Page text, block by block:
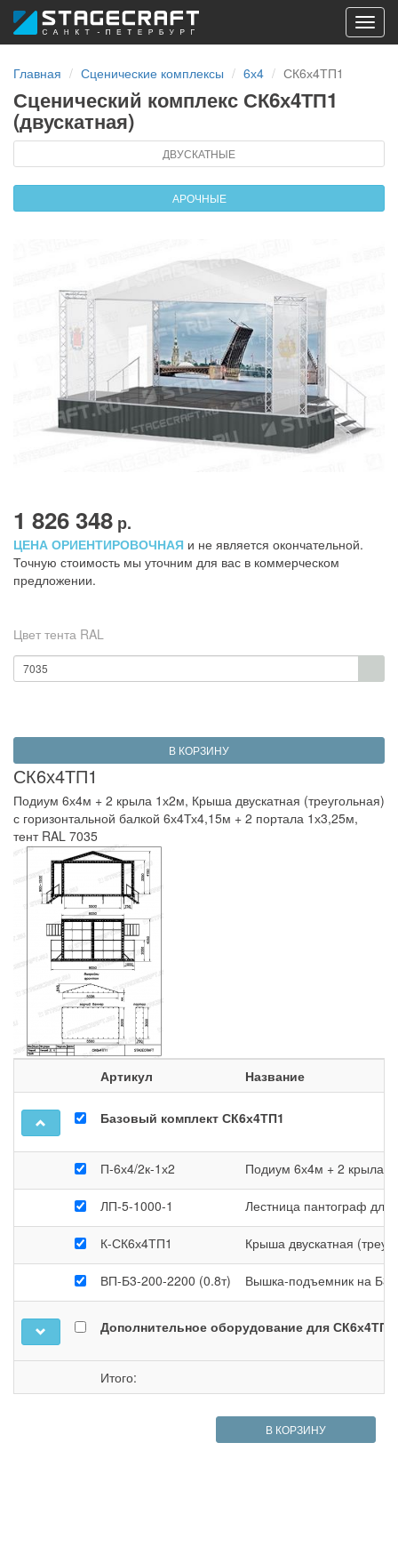
Главная
Сценические комплексы 6х4 СК6х4ТП1
Сценический комплекс СК6х4ТП1
(двускатная)
ДВУСКАТНЫЕ
АРОЧНЫЕ
1 826 348 р.
ЦЕНА ОРИЕНТИРОВОЧНАЯ и не является окончательной.
Точную стоимость мы уточним для вас в коммерческом
предложении.
Цвет тента RAL
7035
В КОРЗИНУ
СК6х4ТП1
Подиум 6х4м + 2 крыла 1х2м, Крыша двускатная (треугольная)
с горизонтальной балкой 6х4Тх4,15м + 2 портала 1х3,25м,
тент RAL 7035
Артикул Название
Базовый комплект СК6х4ТП1
П-6х4/2к-1х2 Подиум 6х4м + 2 крыла
ЛП-5-1000-1 Лестница пантограф
К-СК6х4ТП1 Крыша двускатная
ВП-Б3-200-2200 (0.8т) Вышка-подъемник на Б3-
Дополнительное оборудование для СК6х4ТП1
Итого:
В КОРЗИНУ